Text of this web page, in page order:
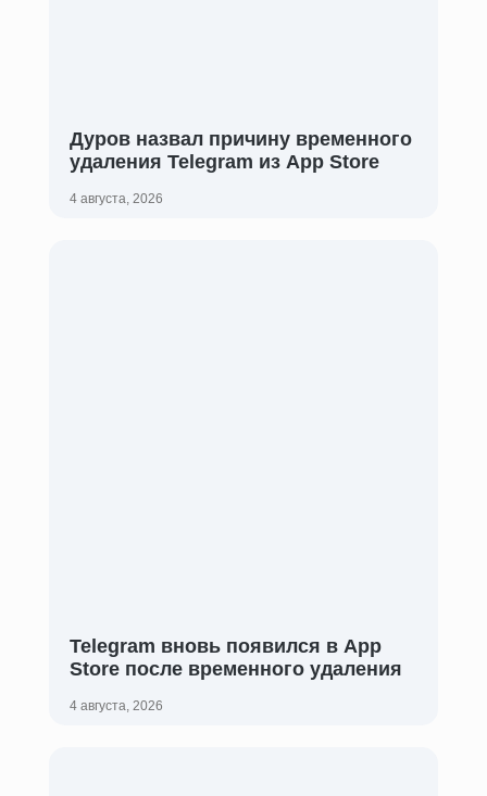
Дуров назвал причину временного
удаления Telegram из App Store
4 августа, 2026
Telegram вновь появился в App
Store после временного удаления
4 августа, 2026